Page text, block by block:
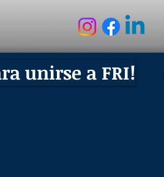
unirse a FRI!